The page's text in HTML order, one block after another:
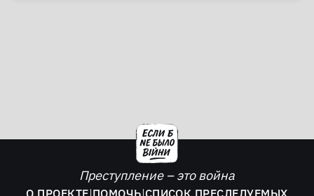
Преступление – это война
О ПРОЕКТЕ|ПОМОЧЬ|СПИСОК ПРЕСЛЕДУЕМЫХ